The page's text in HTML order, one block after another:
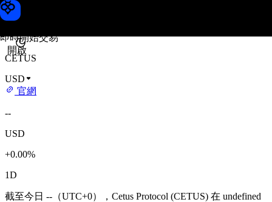
即時開始交易
開啟
Cetus Protocol 價格
CETUS
USD
官網
--
USD
+0.00%
1D
截至今日 --（UTC+0），Cetus Protocol (CETUS) 在 undefined